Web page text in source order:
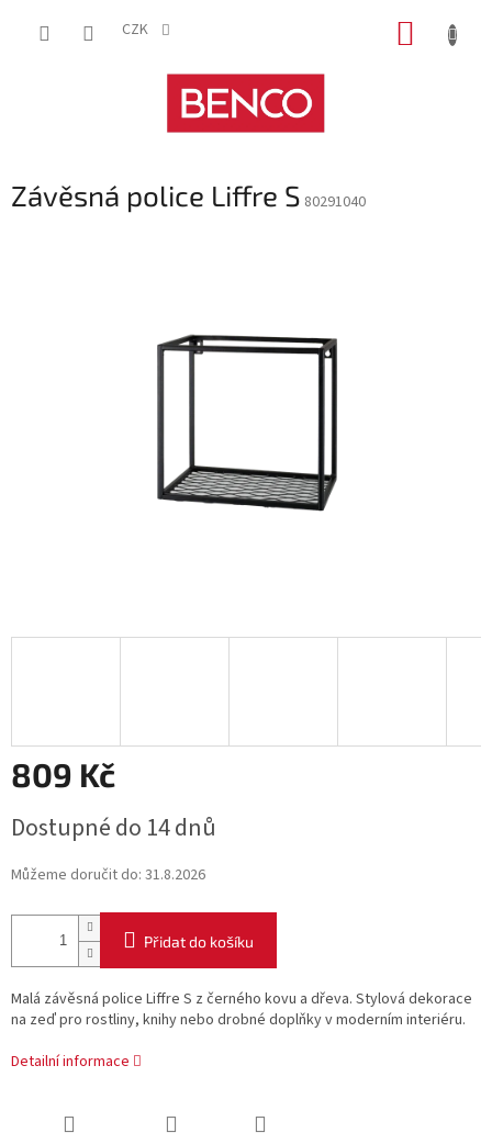
CZK
Závěsná police Liffre S 80291040
809 Kč
cena:
Dostupné do 14 dnů
Můžeme doručit do: 31.8.2026
Přidat do košíku
Malá závěsná police Liffre S z černého kovu a dřeva. Stylová dekorace
na zeď pro rostliny, knihy nebo drobné doplňky v moderním interiéru.
Detailní informace